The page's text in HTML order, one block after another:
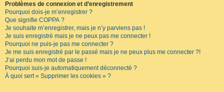
Problèmes de connexion et d’enregistrement
Pourquoi dois-je m’enregistrer ?
Que signifie COPPA ?
Je souhaite m’enregistrer, mais je n’y parviens pas !
Je suis enregistré mais je ne peux pas me connecter !
Pourquoi ne puis-je pas me connecter ?
Je me suis enregistré par le passé mais je ne peux plus me connecter ?!
J’ai perdu mon mot de passe !
Pourquoi suis-je automatiquement déconnecté ?
À quoi sert « Supprimer les cookies » ?